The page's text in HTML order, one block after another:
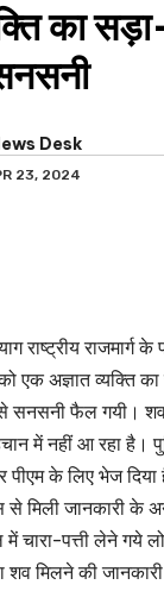
का
Desk
23, 2024
राष्ट्रीय राजमार्ग
एक अज्ञात व्यक्ति
सनसनी फैल गयी।
में नहीं आ रहा है।
पीएम के लिए भेज दिया
से मिली जानकारी के
चारा-पत्ती लेने गये
मिलने की